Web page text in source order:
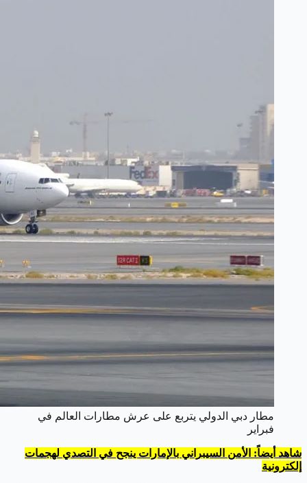
مطار دبي الدولي يتربع على عرش مطارات العالم في
فبراير
شاهد أيضاً: الأمن السيبراني بالإمارات ينجح في التصدي لهجمات
إلكترونية